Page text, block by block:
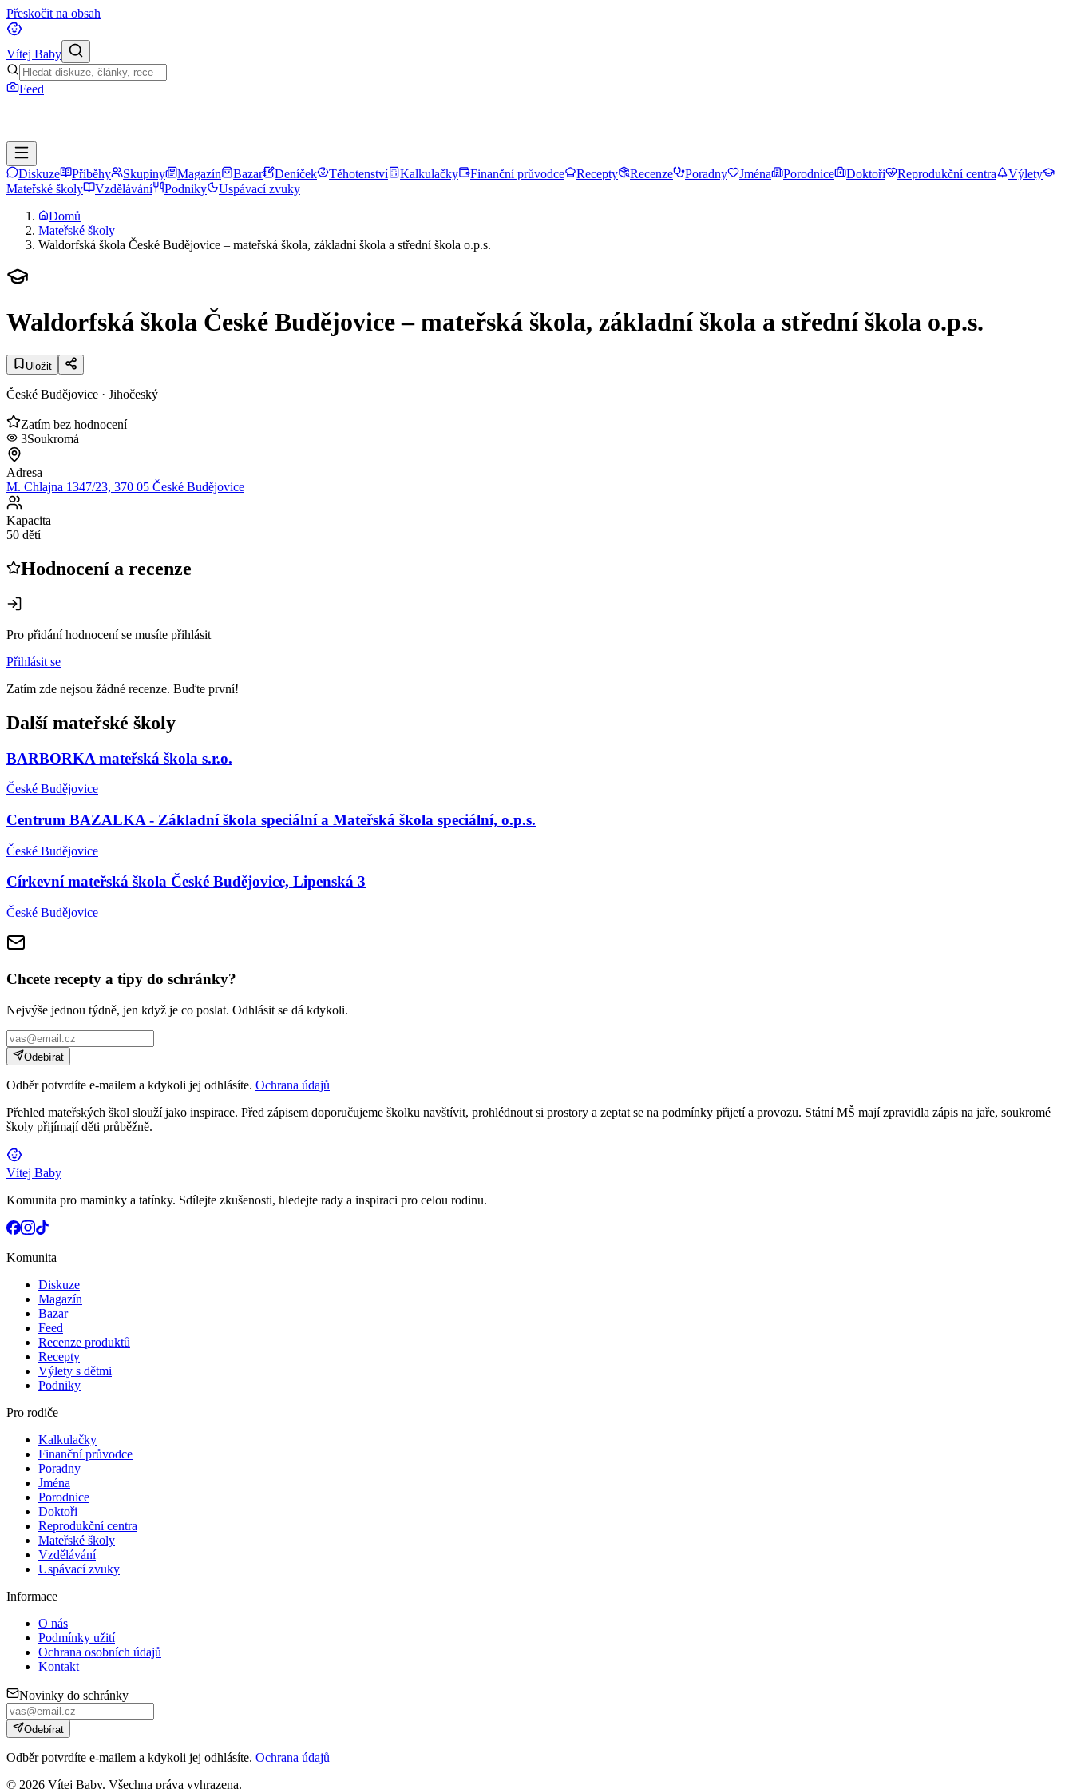
Přeskočit na obsah
Vítej Baby
Feed
Diskuze Příběhy Skupiny Magazín Bazar Deníček Těhotenství Kalkulačky Finanční průvodce Recepty Recenze Poradny Jména Porodnice Doktoři Reprodukční centra
Výlety
Mateřské školy
Vzdělávání Podniky
Uspávací zvuky
Domů
Mateřské školy
Waldorfská škola České Budějovice – mateřská škola, základní škola a střední škola o.p.s.
Waldorfská škola České Budějovice – mateřská škola, základní škola a střední škola o.p.s.
Uložit
České Budějovice · Jihočeský
Zatím bez hodnocení
3Soukromá
Adresa
M. Chlajna 1347/23, 370 05 České Budějovice
Kapacita
50 dětí
Hodnocení a recenze
Pro přidání hodnocení se musíte přihlásit
Přihlásit se
Zatím zde nejsou žádné recenze. Buďte první!
Další mateřské školy
BARBORKA mateřská škola s.r.o.
České Budějovice
Centrum BAZALKA - Základní škola speciální a Mateřská škola speciální, o.p.s.
České Budějovice
Církevní mateřská škola České Budějovice, Lipenská 3
České Budějovice
Chcete recepty a tipy do schránky?
Nejvýše jednou týdně, jen když je co poslat. Odhlásit se dá kdykoli.
Odebírat
Odběr potvrdíte e-mailem a kdykoli jej odhlásíte. Ochrana údajů
Přehled mateřských škol slouží jako inspirace. Před zápisem doporučujeme školku navštívit, prohlédnout si prostory a zeptat se na podmínky přijetí a provozu. Státní MŠ mají zpravidla zápis na jaře, soukromé
školy přijímají děti průběžně.
Vítej Baby
Komunita pro maminky a tatínky. Sdílejte zkušenosti, hledejte rady a inspiraci pro celou rodinu.
Komunita
Diskuze
Magazín
Bazar
Feed
Recenze produktů
Recepty
Výlety s dětmi
Podniky
Pro rodiče
Kalkulačky
Finanční průvodce
Poradny
Jména
Porodnice
Doktoři
Reprodukční centra
Mateřské školy
Vzdělávání
Uspávací zvuky
Informace
O nás
Podmínky užití
Ochrana osobních údajů
Kontakt
Novinky do schránky
Odebírat
Odběr potvrdíte e-mailem a kdykoli jej odhlásíte. Ochrana údajů
© 2026 Vítej Baby. Všechna práva vyhrazena.